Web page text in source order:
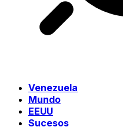
Venezuela
Mundo
EEUU
Sucesos